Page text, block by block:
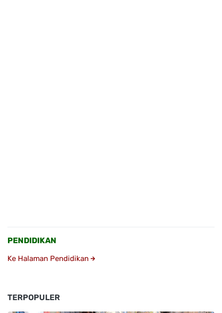
PENDIDIKAN
Ke Halaman Pendidikan
TERPOPULER